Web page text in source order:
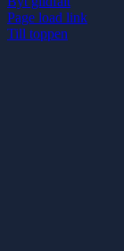
Page load link
Till toppen